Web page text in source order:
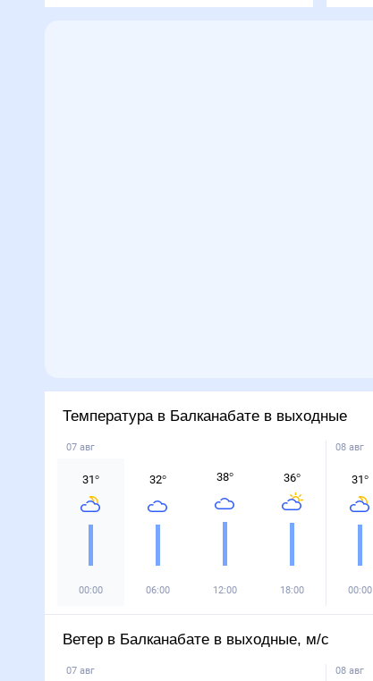
Температура в Балканабате в выходные
07 авг
31°
00:00
32°
06:00
38°
12:00
36°
18:00
08 авг
31°
00:00
Ветер в Балканабате в выходные, м/с
07 авг 08 авг